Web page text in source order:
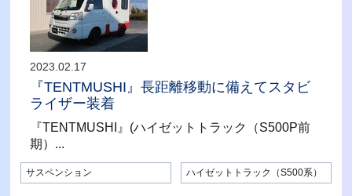
2023.02.17
『TENTMUSHI』長距離移動に備えてスタビ
ライザー装着
『TENTMUSHI』(ハイゼットトラック（S500P前
期）...
サスペンション ハイゼットトラック（S500系）